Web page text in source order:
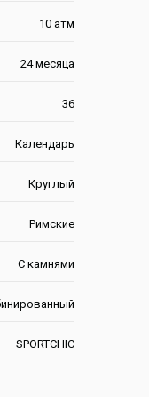
10 атм
24 месяца
36
Календарь
Круглый
Римские
С камнями
SPORTCHIC